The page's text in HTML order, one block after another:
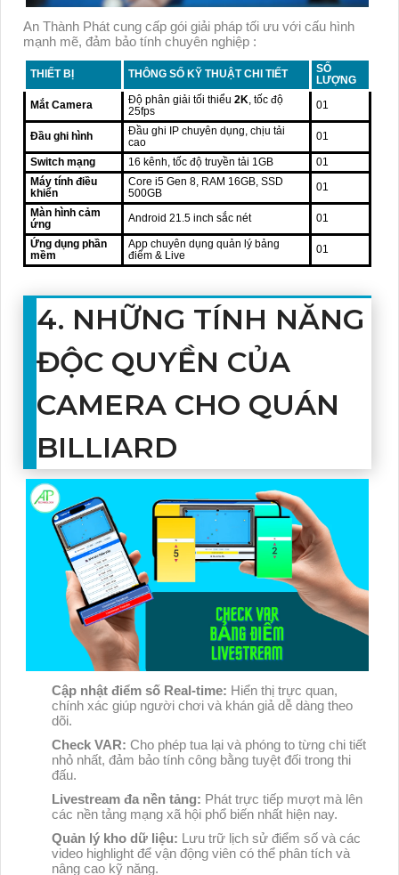
An Thành Phát cung cấp gói giải pháp tối ưu với cấu hình
mạnh mẽ, đảm bảo tính chuyên nghiệp :
THIẾT BỊ THÔNG SỐ KỸ THUẬT CHI TIẾT
SỐ
LƯỢNG
Mắt Camera
Độ phân giải tối thiểu 2K, tốc độ
25fps
01
Đầu ghi hình
Đầu ghi IP chuyên dụng, chịu tải
cao
01
Switch mạng 16 kênh, tốc độ truyền tải 1GB
01
Máy tính điều
khiển
Core i5 Gen 8, RAM 16GB, SSD
500GB
01
Màn hình cảm
ứng
Android 21.5 inch sắc nét 01
Ứng dụng phần
mềm
App chuyên dụng quản lý bảng
điểm & Live
01
4. NHỮNG TÍNH NĂNG
ĐỘC QUYỀN CỦA
CAMERA CHO QUÁN
BILLIARD
Cập nhật điểm số Real-time: Hiển thị trực quan,
chính xác giúp người chơi và khán giả dễ dàng theo
dõi.
Check VAR: Cho phép tua lại và phóng to từng chi tiết
nhỏ nhất, đảm bảo tính công bằng tuyệt đối trong thi
đấu.
Livestream đa nền tảng: Phát trực tiếp mượt mà lên
các nền tảng mạng xã hội phổ biến nhất hiện nay.
Quản lý kho dữ liệu: Lưu trữ lịch sử điểm số và các
video highlight để vận động viên có thể phân tích và
nâng cao kỹ năng.